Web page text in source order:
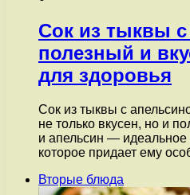
Сок из тыквы
полезный и
для здоровья
Сок из тыквы с
не только вкусен, но и
и апельсин — идеальное
которое придает ему
Вторые блюда